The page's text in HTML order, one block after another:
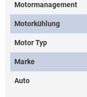
Motormanagement
Motorkühlung
Motor Typ
Marke
Auto